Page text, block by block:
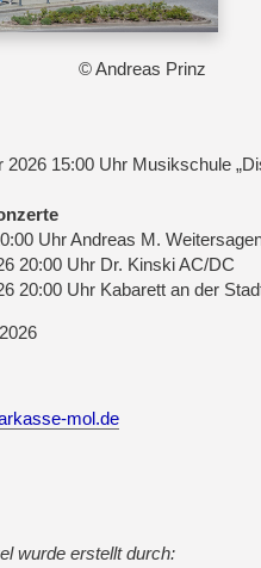
© Andreas Prinz
2026 15:00 Uhr Musikschule
Uhr Andreas M.
20:00 Uhr Dr. Kinski AC/DC
20:00 Uhr Kabarett an der
mol.de
wurde erstellt durch: